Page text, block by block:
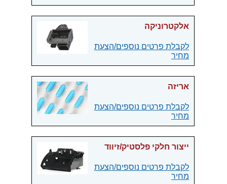
אלקטרוניקה
לקבלת פרטים נוספים/הצעת
מחיר
אריזה
לקבלת פרטים נוספים/הצעת
מחיר
ייצור חלקי פלסטיק/זיווד
לקבלת פרטים נוספים/הצעת
מחיר